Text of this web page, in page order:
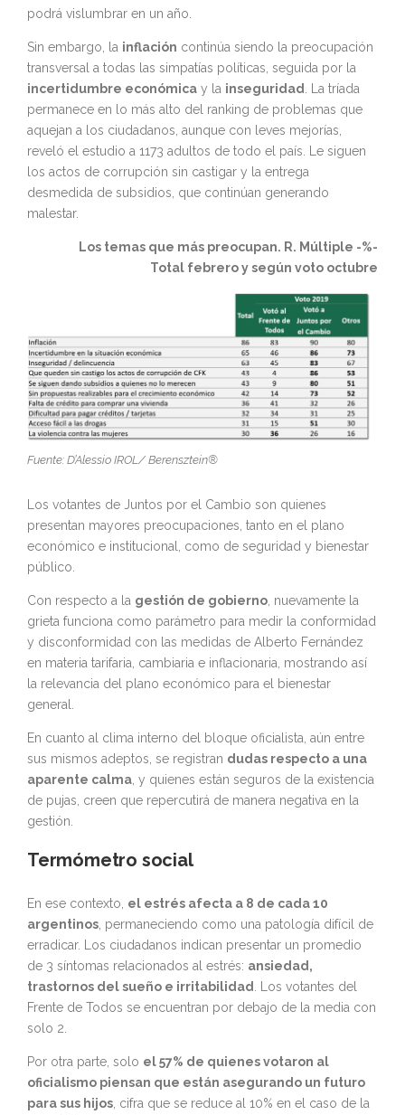
podrá vislumbrar en un año.
Sin embargo, la inflación continúa siendo la preocupación
transversal a todas las simpatías políticas, seguida por la
incertidumbre económica y la inseguridad
. La tríada
permanece en lo más alto del ranking de problemas que
aquejan a los ciudadanos, aunque con leves mejorías,
reveló el estudio a 1173 adultos de todo el país. Le siguen
los actos de corrupción sin castigar y la entrega
desmedida de subsidios, que continúan generando
malestar.
Los temas que más preocupan. R. Múltiple -%-
Total febreroy según voto octubre
Fuente: D’Alessio IROL/ Berensztein®
Los votantes de Juntos por el Cambio son quienes
presentan mayores preocupaciones, tanto en el plano
económico e institucional, como de seguridad y bienestar
público.
Con respecto a la gestión de gobierno , nuevamente la
grieta funciona como parámetro para medir la conformidad
y disconformidad con las medidas de Alberto Fernández
en materia tarifaria, cambiaria e inflacionaria, mostrando así
la relevancia del plano económico para el bienestar
general.
En cuanto al clima interno del bloque oficialista, aún entre
sus mismos adeptos, se registran dudas respecto a una
aparente calma , y quienes están seguros de la existencia
de pujas, creen que repercutirá de manera negativa en la
gestión.
Termómetro social
En ese contexto, el estrés afecta a 8 de cada 10
argentinos , permaneciendo como una patología difícil de
erradicar. Los ciudadanos indican presentar un promedio
de 3 síntomas relacionados al estrés: ansiedad,
trastornos del sueño e irritabilidad
. Los votantes del
Frente de Todos se encuentran por debajo de la media con
solo 2.
Por otra parte, solo el 57% de quienes votaron al
oficialismo piensan que están asegurando un futuro
para sus hijos , cifra que se reduce al 10% en el caso de la